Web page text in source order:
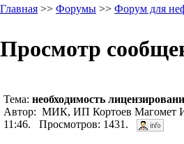
Главная >> Форумы >> Форум для
Просмотр
Тема: необходимость
Автор: МИК, ИП Кортоев Магомет
11:46. Просмотров: 1431.